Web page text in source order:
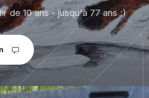
de 10 ans - jusqu'à 77 ans ;)